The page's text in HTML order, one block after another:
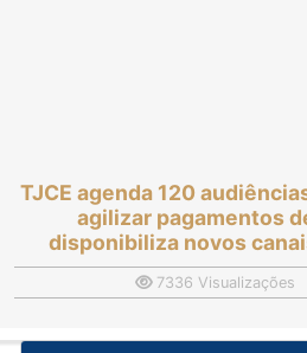
TJCE agenda 120
agilizar pagamentos
disponibiliza novos
7336 Visualizações